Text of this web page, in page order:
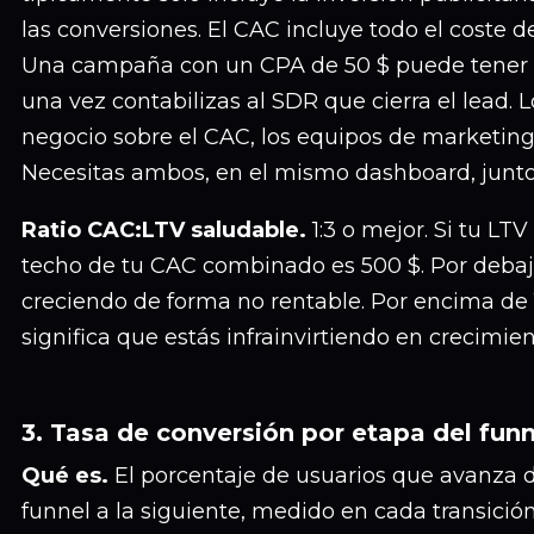
las conversiones. El CAC incluye todo el coste
Una campaña con un CPA de 50 $ puede
una vez contabilizas al SDR que cierra el lead.
negocio sobre el CAC, los equipos de
Necesitas ambos, en el mismo dashboard,
Ratio CAC:LTV saludable. 1:3 o mejor. Si tu
techo de tu CAC combinado es 500 $. Por
creciendo de forma no rentable. Por encima de
significa que estás infrainvirtiendo en
3. Tasa de conversión por etapa del
Qué es. El porcentaje de usuarios que avanza
funnel a la siguiente, medido en cada